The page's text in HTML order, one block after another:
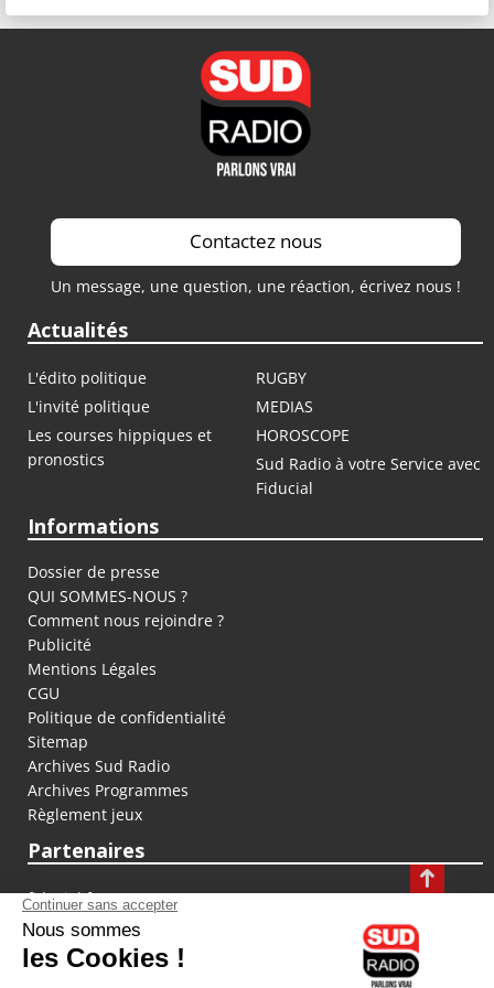
Contactez nous
Un message, une question, une réaction, écrivez nous !
Actualités
L'édito politique
RUGBY
L'invité politique
MEDIAS
Les courses hippiques et
pronostics
HOROSCOPE
Sud Radio à votre Service avec
Fiducial
Informations
Dossier de presse
QUI SOMMES-NOUS ?
Comment nous rejoindre ?
Publicité
Mentions Légales
CGU
Politique de confidentialité
Sitemap
Archives Sud Radio
Archives Programmes
Règlement jeux
Partenaires
fiducial.fr
lyoncapitale.fr
olympique-et-lyonnais.com